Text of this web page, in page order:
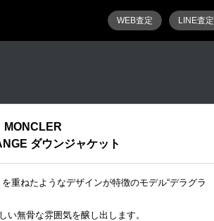
WEB査定 LINE査定
MONCLER
ダウンジャケット
重ねたようなデザインが特徴のモデル“デラグラ
い無骨な雰囲気を醸し出します。